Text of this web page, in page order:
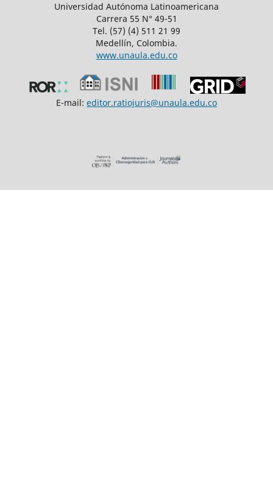
Universidad Autónoma Latinoamericana
Carrera 55 N° 49-51
Tel. (57) (4) 511 21 99
Medellín, Colombia.
www.unaula.edu.co
E-mail: editor.ratiojuris@unaula.edu.co